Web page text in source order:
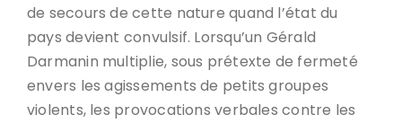
de secours de cette nature quand l’état du
pays devient convulsif. Lorsqu’un Gérald
Darmanin multiplie, sous prétexte de fermeté
envers les agissements de petits groupes
violents, les provocations verbales contre les